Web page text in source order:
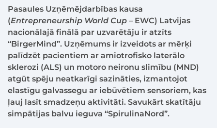
Pasaules Uzņēmējdarbības kausa
(Entrepreneurship World Cup – EWC) Latvijas
nacionālajā finālā par uzvarētāju ir atzīts
“BirgerMind”. Uzņēmums ir izveidots ar mērķi
palīdzēt pacientiem ar amiotrofisko laterālo
sklerozi (ALS) un motoro neironu slimību (MND)
atgūt spēju neatkarīgi sazināties, izmantojot
elastīgu galvassegu ar iebūvētiem sensoriem, kas
ļauj lasīt smadzeņu aktivitāti. Savukārt skatītāju
simpātijas balvu ieguva “SpirulinaNord”.